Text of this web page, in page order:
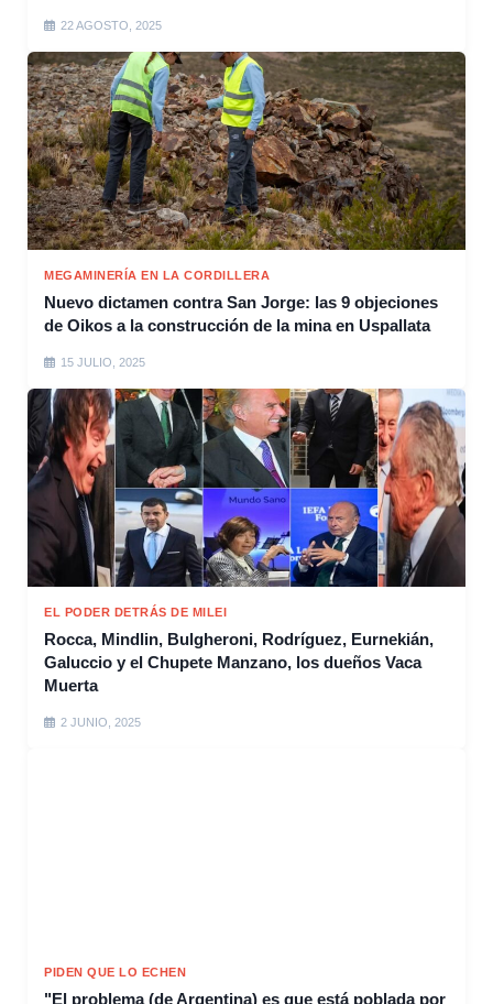
22 AGOSTO, 2025
MEGAMINERÍA EN LA CORDILLERA
Nuevo dictamen contra San Jorge: las 9 objeciones
de Oikos a la construcción de la mina en Uspallata
15 JULIO, 2025
EL PODER DETRÁS DE MILEI
Rocca, Mindlin, Bulgheroni, Rodríguez, Eurnekián,
Galuccio y el Chupete Manzano, los dueños Vaca
Muerta
2 JUNIO, 2025
PIDEN QUE LO ECHEN
"El problema (de Argentina) es que está poblada por